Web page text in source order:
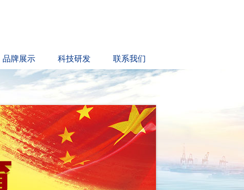
品牌展示 科技研发 联系我们